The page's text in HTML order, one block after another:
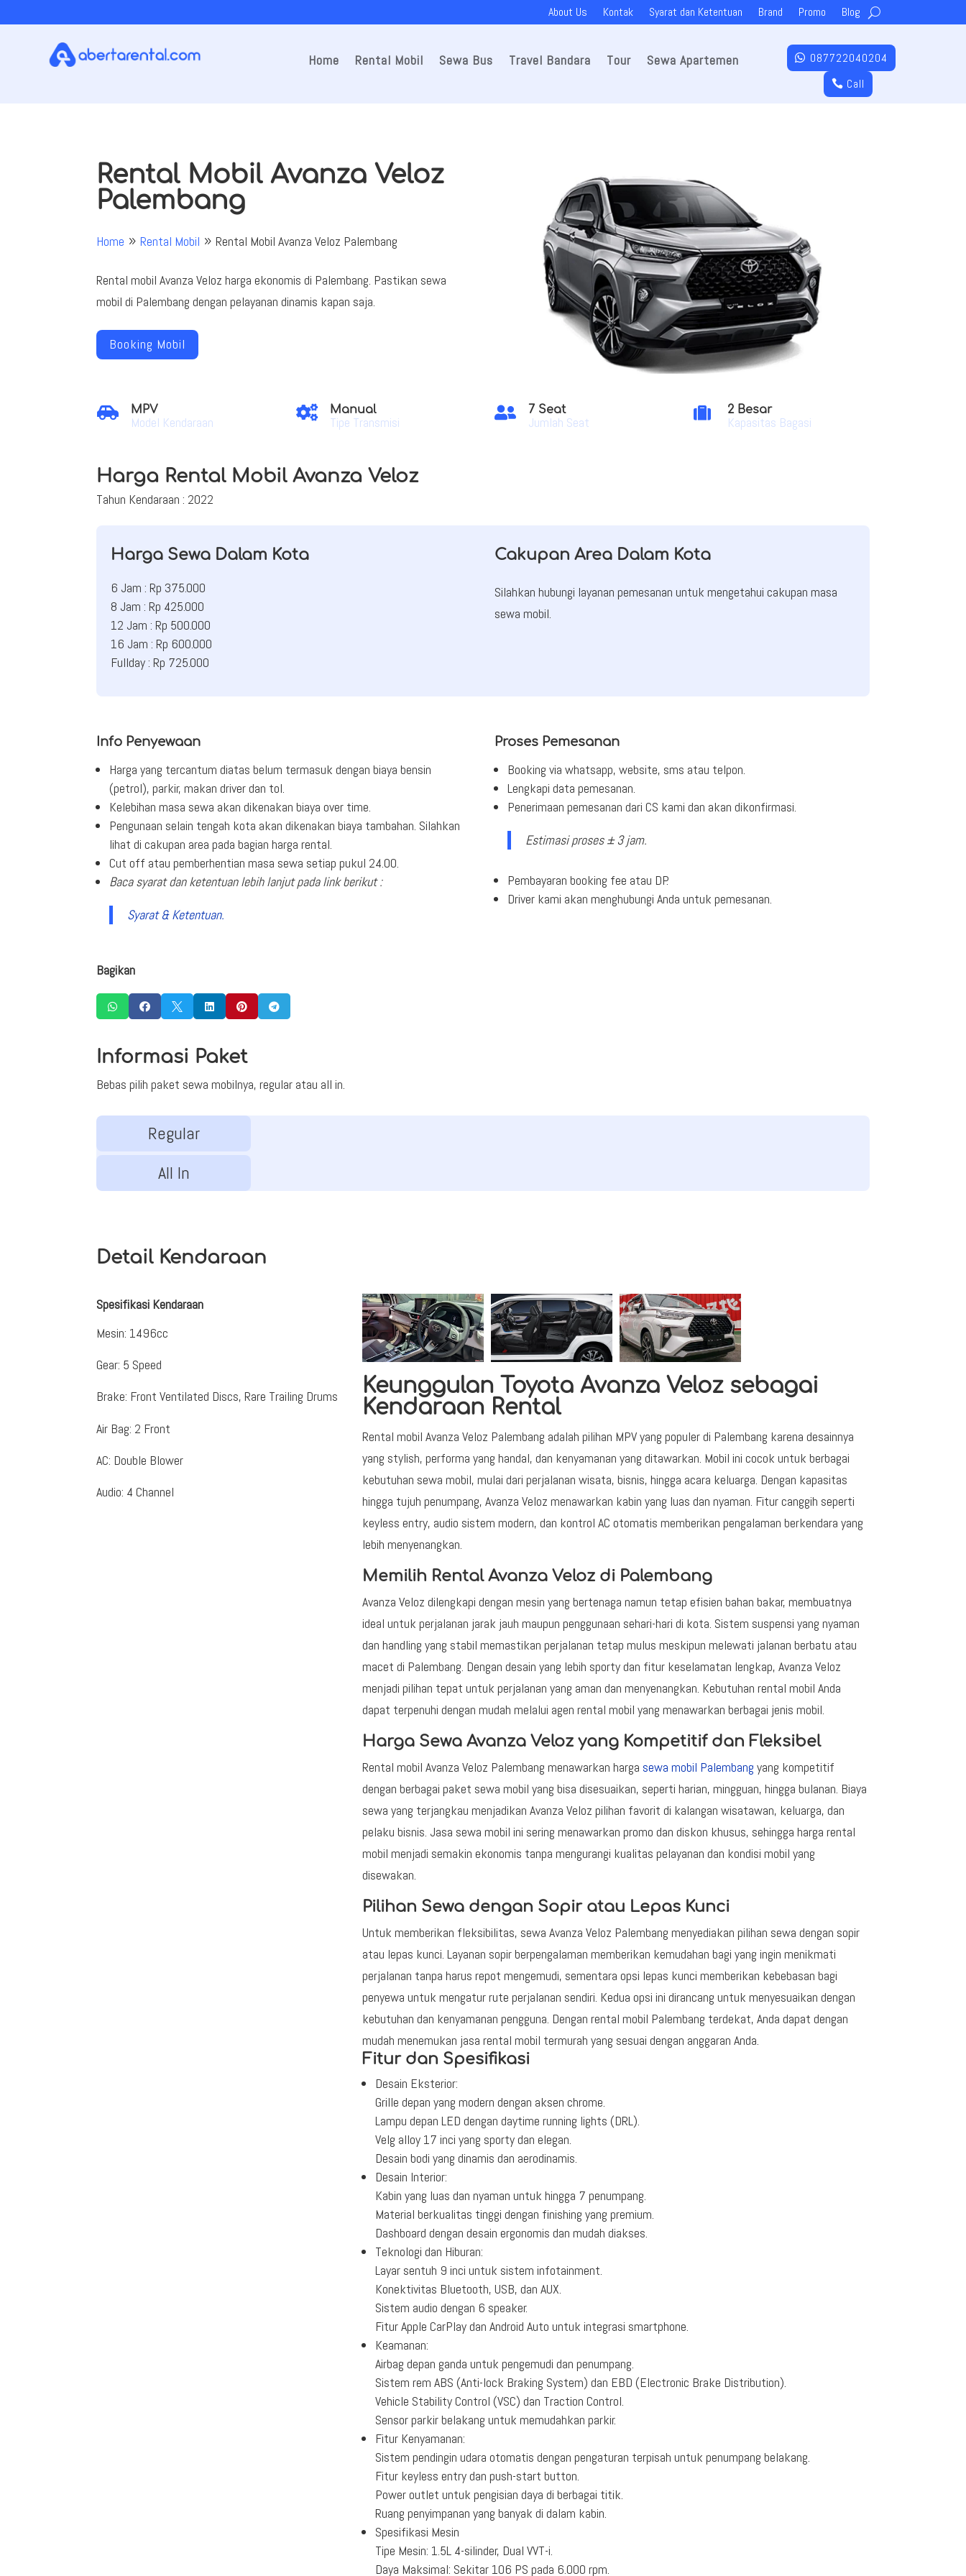
About Us Kontak Syarat dan Ketentuan Brand Promo Blog
Home Rental Mobil Sewa Bus Travel Bandara Tour Sewa Apartemen
087722040204
Call
Rental Mobil Avanza Veloz
Palembang
Home 9 Rental Mobil 9 Rental Mobil Avanza Veloz Palembang
Rental mobil Avanza Veloz harga ekonomis di Palembang. Pastikan sewa
mobil di Palembang dengan pelayanan dinamis kapan saja.
Booking Mobil
 MPV
Model Kendaraan
 Manual
Tipe Transmisi
 7 Seat
Jumlah Seat
 2 Besar
Kapasitas Bagasi
Harga Rental Mobil Avanza Veloz
Tahun Kendaraan : 2022
Harga Sewa Dalam Kota
6 Jam : Rp 375.000
8 Jam : Rp 425.000
12 Jam : Rp 500.000
16 Jam : Rp 600.000
Fullday : Rp 725.000
Cakupan Area Dalam Kota
Silahkan hubungi layanan pemesanan untuk mengetahui cakupan masa
sewa mobil.
Info Penyewaan
Harga yang tercantum diatas belum termasuk dengan biaya bensin
(petrol), parkir, makan driver dan tol.
Kelebihan masa sewa akan dikenakan biaya over time.
Pengunaan selain tengah kota akan dikenakan biaya tambahan. Silahkan
lihat di cakupan area pada bagian harga rental.
Cut off atau pemberhentian masa sewa setiap pukul 24.00.
Baca syarat dan ketentuan lebih lanjut pada link berikut :
Syarat & Ketentuan.
Proses Pemesanan
Booking via whatsapp, website, sms atau telpon.
Lengkapi data pemesanan.
Penerimaan pemesanan dari CS kami dan akan dikonfirmasi.
Estimasi proses ± 3 jam.
Pembayaran booking fee atau DP.
Driver kami akan menghubungi Anda untuk pemesanan.
Bagikan
     
Informasi Paket
Bebas pilih paket sewa mobilnya, regular atau all in.
Regular
All In
Detail Kendaraan
Spesifikasi Kendaraan
Mesin: 1496cc
Gear: 5 Speed
Brake: Front Ventilated Discs, Rare Trailing Drums
Air Bag: 2 Front
AC: Double Blower
Audio: 4 Channel
Keunggulan Toyota Avanza Veloz sebagai
Kendaraan Rental
Rental mobil Avanza Veloz Palembang adalah pilihan MPV yang populer di Palembang karena desainnya
yang stylish, performa yang handal, dan kenyamanan yang ditawarkan. Mobil ini cocok untuk berbagai
kebutuhan sewa mobil, mulai dari perjalanan wisata, bisnis, hingga acara keluarga. Dengan kapasitas
hingga tujuh penumpang, Avanza Veloz menawarkan kabin yang luas dan nyaman. Fitur canggih seperti
keyless entry, audio sistem modern, dan kontrol AC otomatis memberikan pengalaman berkendara yang
lebih menyenangkan.
Memilih Rental Avanza Veloz di Palembang
Avanza Veloz dilengkapi dengan mesin yang bertenaga namun tetap efisien bahan bakar, membuatnya
ideal untuk perjalanan jarak jauh maupun penggunaan sehari-hari di kota. Sistem suspensi yang nyaman
dan handling yang stabil memastikan perjalanan tetap mulus meskipun melewati jalanan berbatu atau
macet di Palembang. Dengan desain yang lebih sporty dan fitur keselamatan lengkap, Avanza Veloz
menjadi pilihan tepat untuk perjalanan yang aman dan menyenangkan. Kebutuhan rental mobil Anda
dapat terpenuhi dengan mudah melalui agen rental mobil yang menawarkan berbagai jenis mobil.
Harga Sewa Avanza Veloz yang Kompetitif dan Fleksibel
Rental mobil Avanza Veloz Palembang menawarkan harga sewa mobil Palembang yang kompetitif
dengan berbagai paket sewa mobil yang bisa disesuaikan, seperti harian, mingguan, hingga bulanan. Biaya
sewa yang terjangkau menjadikan Avanza Veloz pilihan favorit di kalangan wisatawan, keluarga, dan
pelaku bisnis. Jasa sewa mobil ini sering menawarkan promo dan diskon khusus, sehingga harga rental
mobil menjadi semakin ekonomis tanpa mengurangi kualitas pelayanan dan kondisi mobil yang
disewakan.
Pilihan Sewa dengan Sopir atau Lepas Kunci
Untuk memberikan fleksibilitas, sewa Avanza Veloz Palembang menyediakan pilihan sewa dengan sopir
atau lepas kunci. Layanan sopir berpengalaman memberikan kemudahan bagi yang ingin menikmati
perjalanan tanpa harus repot mengemudi, sementara opsi lepas kunci memberikan kebebasan bagi
penyewa untuk mengatur rute perjalanan sendiri. Kedua opsi ini dirancang untuk menyesuaikan dengan
kebutuhan dan kenyamanan pengguna. Dengan rental mobil Palembang terdekat, Anda dapat dengan
mudah menemukan jasa rental mobil termurah yang sesuai dengan anggaran Anda.
Fitur dan Spesifikasi
Desain Eksterior:
Grille depan yang modern dengan aksen chrome.
Lampu depan LED dengan daytime running lights (DRL).
Velg alloy 17 inci yang sporty dan elegan.
Desain bodi yang dinamis dan aerodinamis.
Desain Interior:
Kabin yang luas dan nyaman untuk hingga 7 penumpang.
Material berkualitas tinggi dengan finishing yang premium.
Dashboard dengan desain ergonomis dan mudah diakses.
Teknologi dan Hiburan:
Layar sentuh 9 inci untuk sistem infotainment.
Konektivitas Bluetooth, USB, dan AUX.
Sistem audio dengan 6 speaker.
Fitur Apple CarPlay dan Android Auto untuk integrasi smartphone.
Keamanan:
Airbag depan ganda untuk pengemudi dan penumpang.
Sistem rem ABS (Anti-lock Braking System) dan EBD (Electronic Brake Distribution).
Vehicle Stability Control (VSC) dan Traction Control.
Sensor parkir belakang untuk memudahkan parkir.
Fitur Kenyamanan:
Sistem pendingin udara otomatis dengan pengaturan terpisah untuk penumpang belakang.
Fitur keyless entry dan push-start button.
Power outlet untuk pengisian daya di berbagai titik.
Ruang penyimpanan yang banyak di dalam kabin.
Spesifikasi Mesin
Tipe Mesin: 1.5L 4-silinder, Dual VVT-i.
Daya Maksimal: Sekitar 106 PS pada 6.000 rpm.